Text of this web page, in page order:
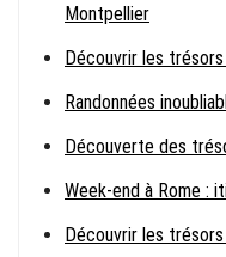
Montpellier
Découvrir les trésors
Randonnées
Découverte des
Week-end à Rome :
Découvrir les trésors